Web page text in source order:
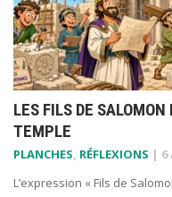
LES FILS DE
TEMPLE
PLANCHES, RÉFLEXIONS | 6
L’expression « Fils de